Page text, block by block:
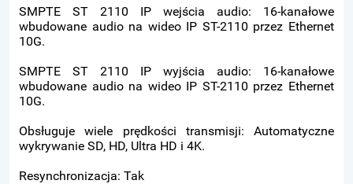
SMPTE ST 2110 IP wejścia audio: 16-kanałowe
wbudowane audio na wideo IP ST-2110 przez Ethernet
10G.
SMPTE ST 2110 IP wyjścia audio: 16-kanałowe
wbudowane audio na wideo IP ST-2110 przez Ethernet
10G.
Obsługuje wiele prędkości transmisji: Automatyczne
wykrywanie SD, HD, Ultra HD i 4K.
Resynchronizacja: Tak